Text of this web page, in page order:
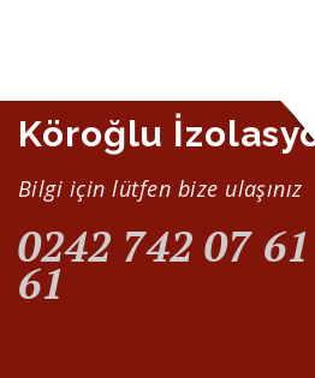
Köroğlu
Bilgi için lütfen bize ulaşınız
0242 742 07
61